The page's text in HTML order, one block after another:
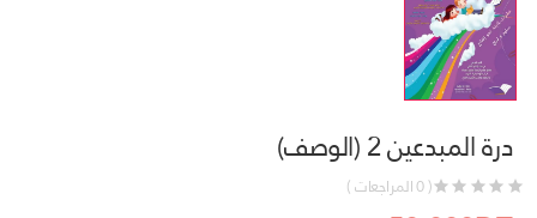
درة المبدعين 2 (الوصف)
( 0 المراجعات )